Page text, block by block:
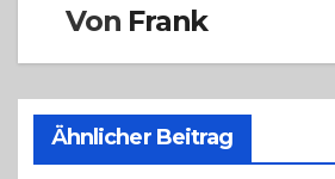
Von Frank
Ähnlicher Beitrag